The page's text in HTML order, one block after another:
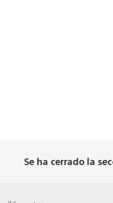
Se ha cerrado la